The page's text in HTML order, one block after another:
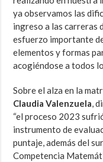
ya observamos las
ingreso a las carreras
esfuerzo importante
elementos y formas
acogiéndose a todos
Sobre el alza en la
Claudia Valenzuela,
“el proceso 2023
instrumento de
puntaje, además del
Competencia